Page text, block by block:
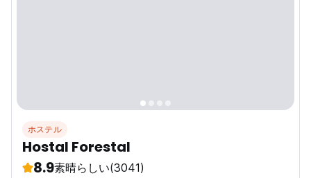
ホステル
Hostal Forestal
8.9素晴らしい(3041)